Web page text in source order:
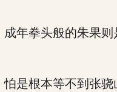
年拳头般的朱果则
是根本等不到张骁